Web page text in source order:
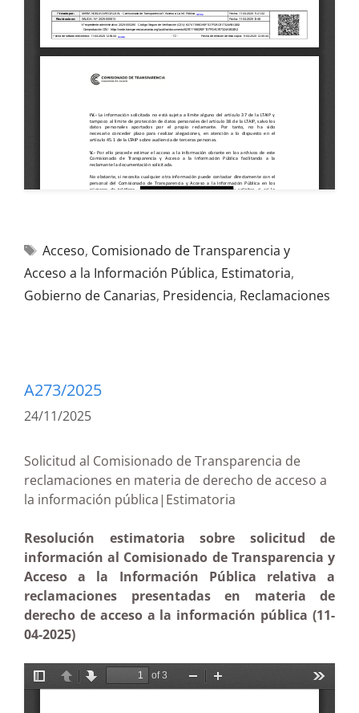
Acceso, Comisionado de Transparencia y
Acceso a la Información Pública, Estimatoria,
Gobierno de Canarias, Presidencia, Reclamaciones
A273/2025
24/11/2025
Solicitud al Comisionado de Transparencia de
reclamaciones en materia de derecho de acceso a
la información pública|Estimatoria
Resolución estimatoria sobre solicitud de
información al Comisionado de Transparencia y
Acceso a la Información Pública relativa a
reclamaciones presentadas en materia de
derecho de acceso a la información pública (11-
04-2025)